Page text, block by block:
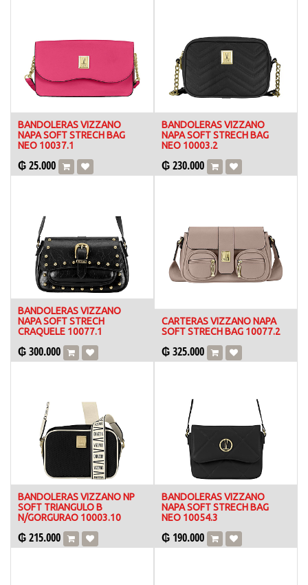
BANDOLERAS VIZZANO
NAPA SOFT STRECH BAG
NEO 10037.1
₲25.000
BANDOLERAS VIZZANO
NAPA SOFT STRECH BAG
NEO 10003.2
₲230.000
BANDOLERAS VIZZANO
NAPA SOFT STRECH
CRAQUELE 10077.1
₲300.000
CARTERAS VIZZANO NAPA
SOFT STRECH BAG 10077.2
₲325.000
BANDOLERAS VIZZANO NP
SOFT TRIANGULO B
N/GORGURAO 10003.10
₲215.000
BANDOLERAS VIZZANO
NAPA SOFT STRECH BAG
NEO 10054.3
₲ 190.000